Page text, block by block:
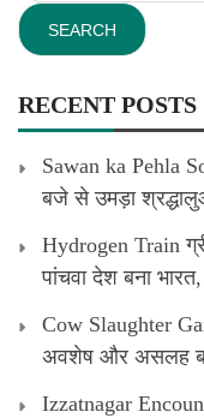
RECENT POSTS
Sawan ka Pehla
बजे से उमड़ा
Hydrogen Train
पांचवा देश बना
Cow Slaughter
अवशेष और असलह
Izzatnagar